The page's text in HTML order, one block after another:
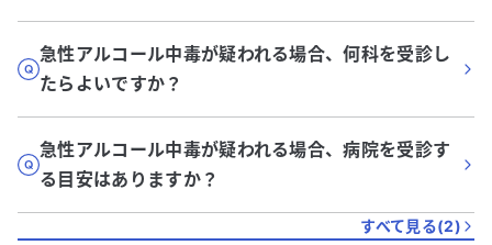
急性アルコール中毒が疑われる場合、何科を受診し
たらよいですか？
急性アルコール中毒が疑われる場合、病院を受診す
る目安はありますか？
すべて見る(2)